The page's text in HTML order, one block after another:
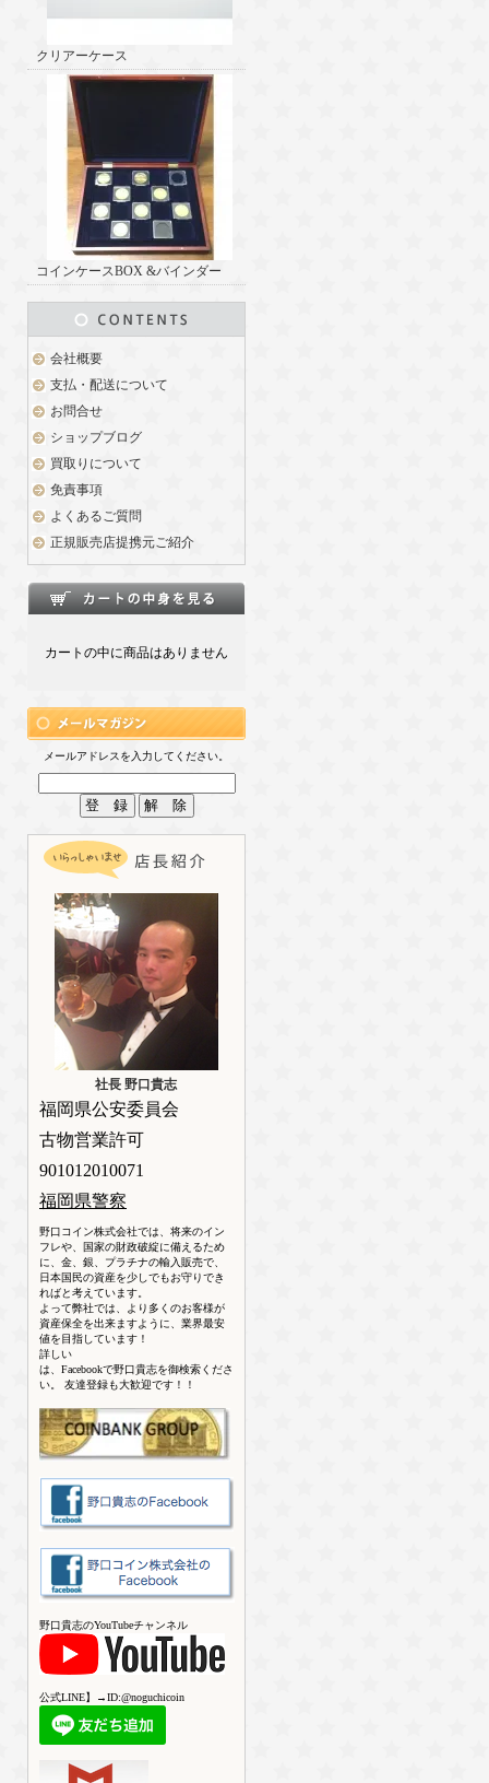
クリアーケース
コインケースBOX &バインダー
会社概要
支払・配送について
お問合せ
ショップブログ
買取りについて
免責事項
よくあるご質問
正規販売店提携元ご紹介
カートの中に商品はありません
メールアドレスを入力してください。
社長 野口貴志
福岡県公安委員会
古物営業許可
901012010071
福岡県警察
野口コイン株式会社では、将来のイン
フレや、国家の財政破綻に備えるため
に、金、銀、プラチナの輸入販売で、
日本国民の資産を少しでもお守りでき
ればと考えています。
よって弊社では、より多くのお客様が
資産保全を出来ますように、業界最安
値を目指しています！
詳しい
は、Facebookで野口貴志を御検索くださ
い。 友達登録も大歓迎です！！
野口貴志のYouTubeチャンネル
公式LINE】→ID:@noguchicoin